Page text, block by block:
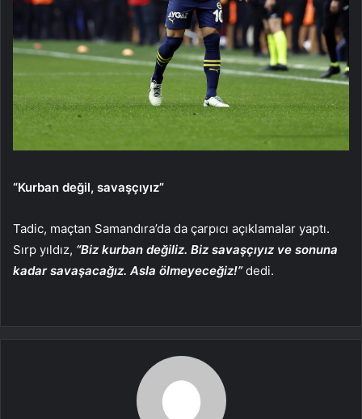
“Kurban değil, savaşçıyız”
Tadic, maçtan Samandıra’da da çarpıcı açıklamalar yaptı.
Sırp yıldız, “Biz kurban değiliz. Biz savaşçıyız ve sonuna
kadar savaşacağız. Asla ölmeyeceğiz!”dedi.